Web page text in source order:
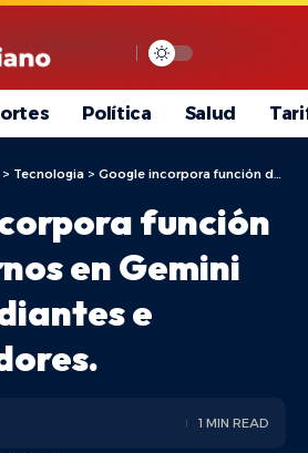
Política Salud
> Tecnologia > Google incorpora función de cuadernos en Gemini para estudiantes e investigadores.
función
en Gemini
e
1 MIN READ